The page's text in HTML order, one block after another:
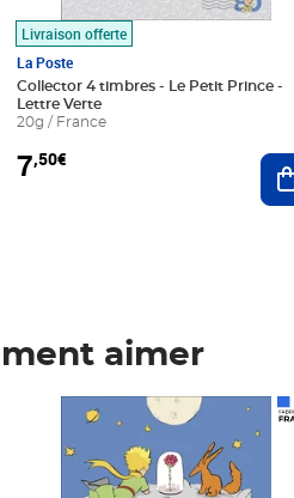
au panier
Livraison offerte
La Poste
Collector 4 timbres - Le Petit Prince -
Lettre Verte
20g / France
7,50€
aimer
Prix 7,50€